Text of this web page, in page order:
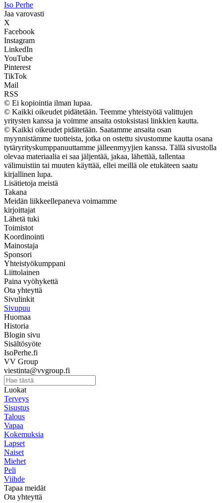
Iso Perhe
Jaa varovasti
X
Facebook
Instagram
LinkedIn
YouTube
Pinterest
TikTok
Mail
RSS
© Ei kopiointia ilman lupaa.
© Kaikki oikeudet pidätetään. Teemme yhteistyötä valittujen
yritysten kanssa ja voimme ansaita ostoksistasi linkkien kautta.
© Kaikki oikeudet pidätetään. Saatamme ansaita osan
myynnistämme tuotteista, jotka on ostettu sivustomme kautta osana
tytäryrityskumppanuuttamme jälleenmyyjien kanssa. Tällä sivustolla
olevaa materiaalia ei saa jäljentää, jakaa, lähettää, tallentaa
välimuistiin tai muuten käyttää, ellei meillä ole etukäteen saatu
kirjallinen lupa.
Lisätietoja meistä
Takana
Meidän liikkeellepaneva voimamme
kirjoittajat
Lähetä tuki
Toimistot
Koordinointi
Mainostaja
Sponsori
Yhteistyökumppani
Liittolainen
Paina vyöhykettä
Ota yhteyttä
Sivulinkit
Sivupuu
Huomaa
Historia
Blogin sivu
Sisältösyöte
IsoPerhe.fi
VV Group
viestinta@vvgroup.fi
Luokat
Terveys
Sisustus
Talous
Vapaa
Kokemuksia
Lapset
Naiset
Miehet
Peli
Viihde
Tapaa meidät
Ota yhteyttä